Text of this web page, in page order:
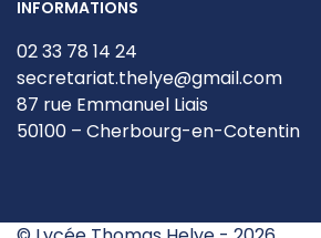
INFORMATIONS
02 33 78 14 24
secretariat.thelye@gmail.com
87 rue Emmanuel Liais
50100 – Cherbourg-en-Cotentin